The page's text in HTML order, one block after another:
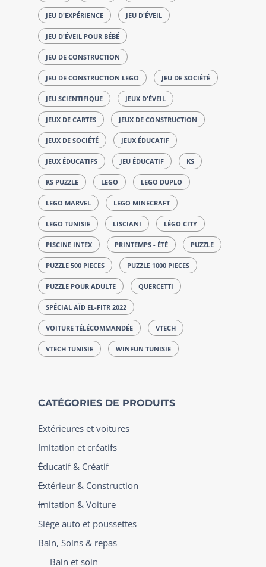
JEU D'EXPÉRIENCE JEU D'ÉVEIL
JEU D'ÉVEIL POUR BÉBÉ
JEU DE CONSTRUCTION
JEU DE CONSTRUCTION LEGO JEU DE SOCIÉTÉ
JEU SCIENTIFIQUE JEUX D'ÉVEIL
JEUX DE CARTES JEUX DE CONSTRUCTION
JEUX DE SOCIÉTÉ JEUX ÉDUCATIF
JEUX ÉDUCATIFS JEU ÉDUCATIF KS
KS PUZZLE LEGO LEGO DUPLO
LEGO MARVEL LEGO MINECRAFT
LEGO TUNISIE LISCIANI LÉGO CITY
PISCINE INTEX PRINTEMPS - ÉTÉ PUZZLE
PUZZLE 500 PIECES PUZZLE 1000 PIECES
PUZZLE POUR ADULTE QUERCETTI
SPÉCIAL AÏD EL-FITR 2022
VOITURE TÉLÉCOMMANDÉE VTECH
VTECH TUNISIE WINFUN TUNISIE
CATÉGORIES DE PRODUITS
Extérieures et voitures
Imitation et créatifs
Éducatif & Créatif
Extérieur & Construction
Imitation & Voiture
Siège auto et poussettes
Bain, Soins & repas
Bain et soin